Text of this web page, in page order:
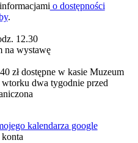
o dostępności
.
12.30
na wystawę
zł dostępne w kasie Muzeum
wtorku dwa tygodnie przed
kalendarza google